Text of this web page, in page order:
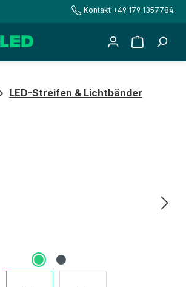
Kontakt +49 179 1357784
LED-Streifen & Lichtbänder